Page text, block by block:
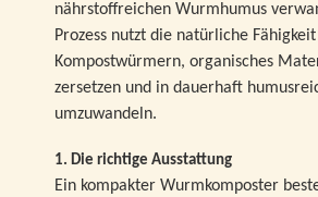
nährstoffreichen Wurmhumus
Prozess nutzt die natürliche
Kompostwürmern, organisches
zersetzen und in dauerhaft
umzuwandeln.
1. Die richtige Ausstattung
Ein kompakter Wurmkomposter